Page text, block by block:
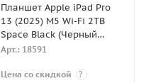
Планшет Apple iPad Pro
13 (2025) M5 Wi-Fi 2TB
Space Black (Черный
космос)
Арт.: 18591
Цена со скидкой ?